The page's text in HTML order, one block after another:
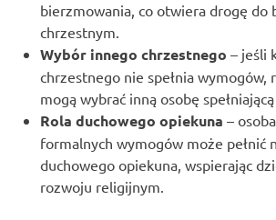
bierzmowania, co otwiera drogę do
chrzestnym.
Wybór innego chrzestnego – jeśli
chrzestnego nie spełnia wymogów,
mogą wybrać inną osobę
Rola duchowego opiekuna –
formalnych wymogów może pełnić
duchowego opiekuna, wspierając
rozwoju religijnym.